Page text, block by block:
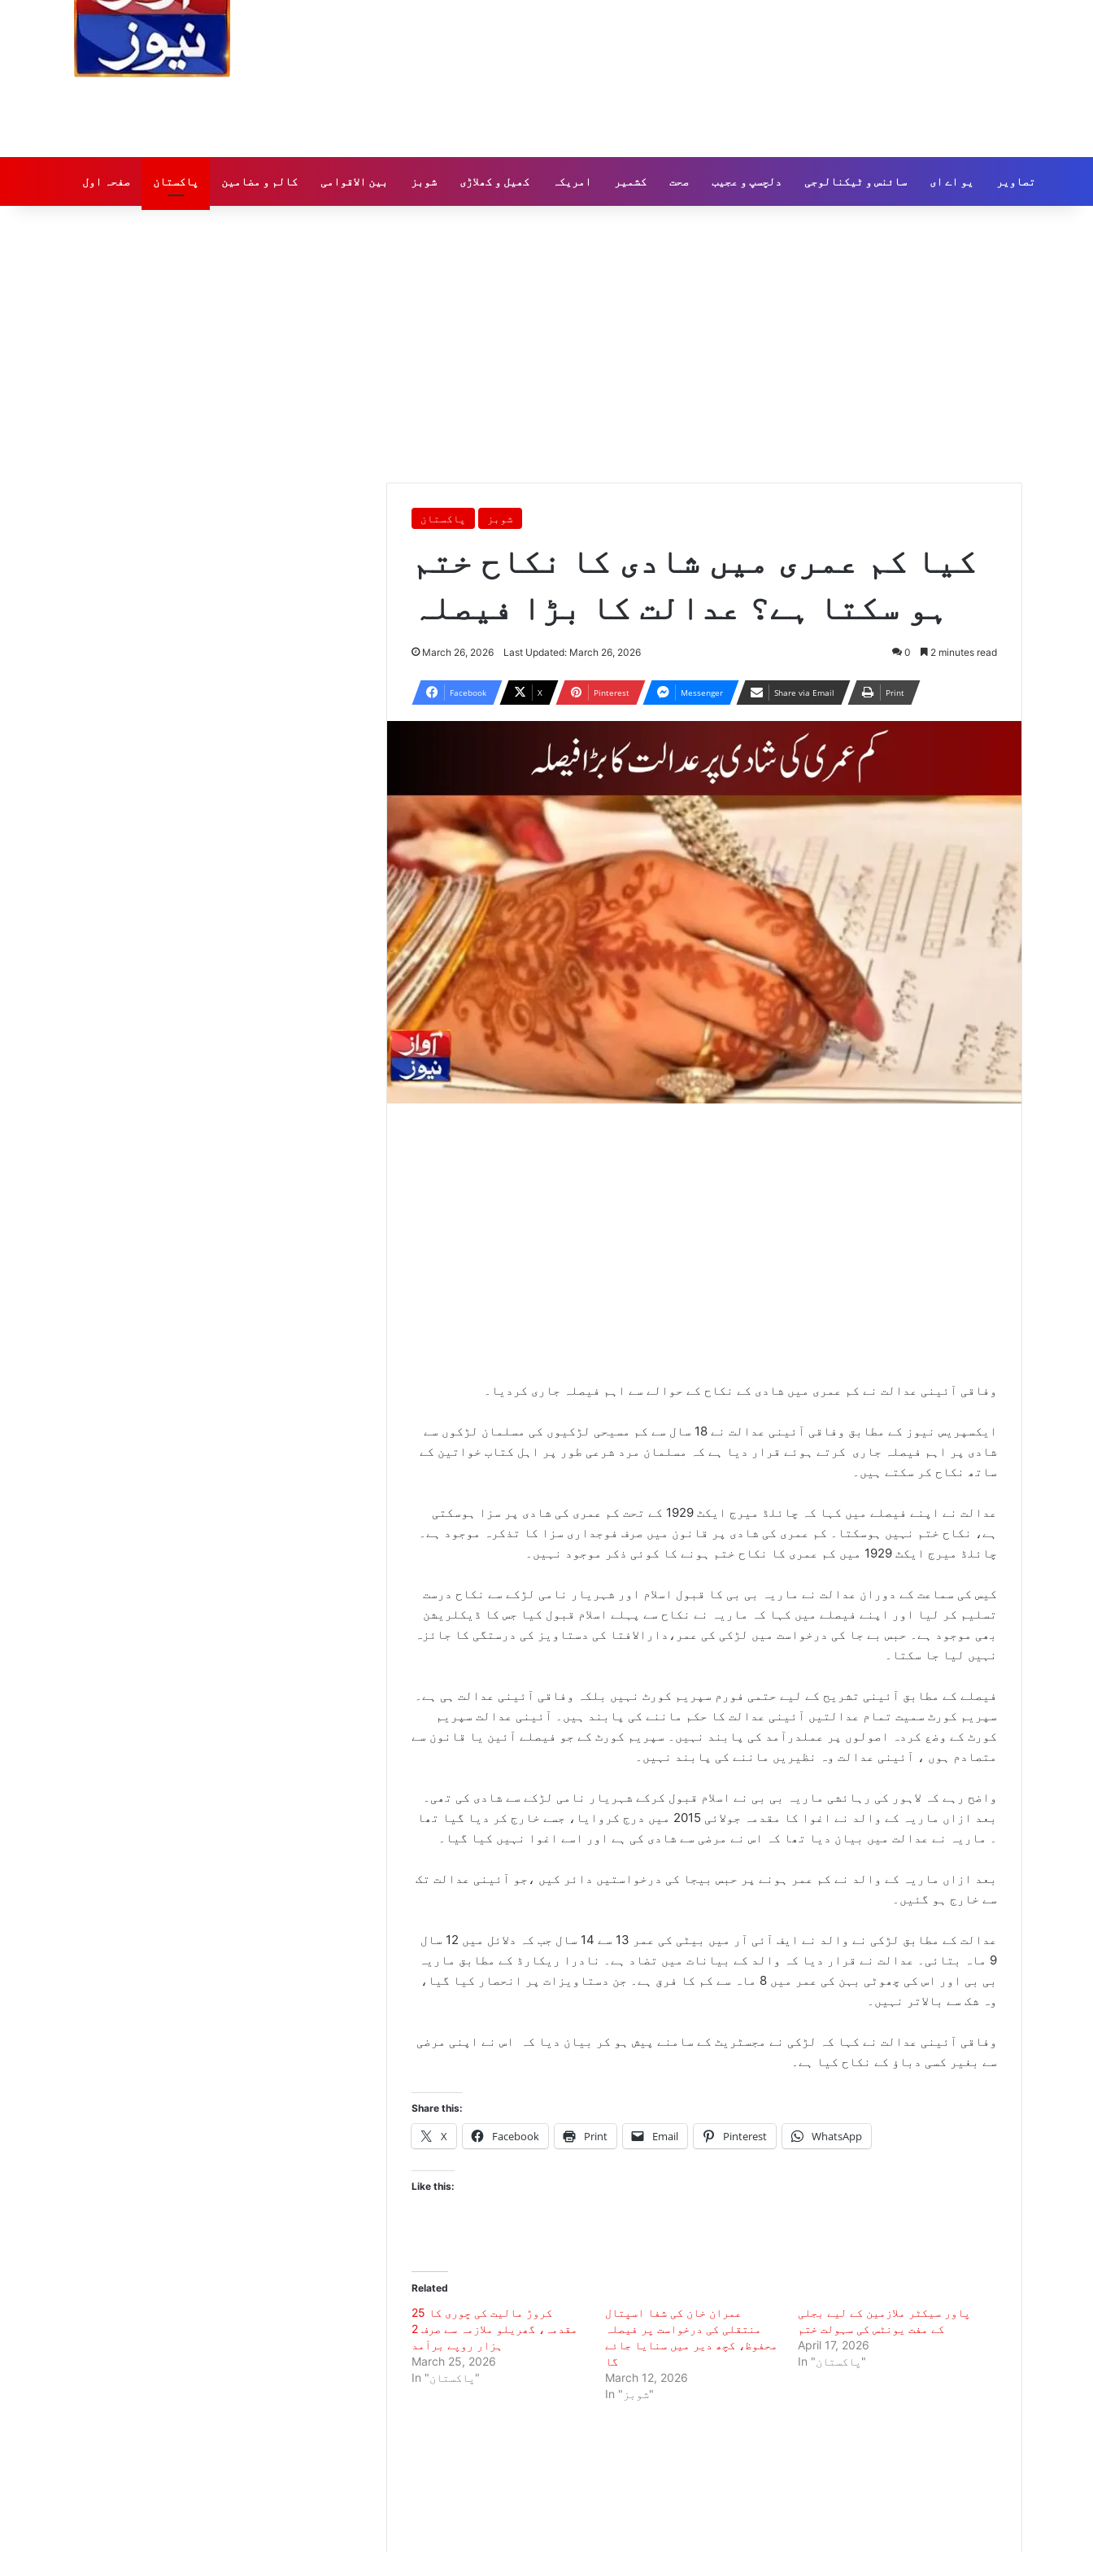
صفحہ اول پاکستان کالم و مضامین بین الاقوامی شوبز کھیل و کھلاڑی امریکہ کشمیر صحت دلچسپ و عجیب سائنس و ٹیکنالوجی یو اے ای تصاویر
پاکستان شوبز
کیا کم عمری میں شادی کا نکاح ختم
ہو سکتا ہے؟ عدالت کا بڑا فیصلہ
March 26, 2026 Last Updated: March 26, 2026 0 2 minutes read
Facebook X Pinterest Messenger Share via Email Print
وفاقی آئینی عدالت نے کم عمری میں شادی کے نکاح کے حوالے سے اہم فیصلہ جاری کردیا۔
ایکسپریس نیوز کے مطابق وفاقی آئینی عدالت نے 18 سال سے کم مسیحی لڑکیوں کی مسلمان لڑکوں سے
شادی پر اہم فیصلہ جاری کرتے ہوئے قرار دیا ہے کہ مسلمان مرد شرعی طور پر اہل کتاب خواتین کے
ساتھ نکاح کر سکتے ہیں۔
عدالت نے اپنے فیصلے میں کہا کہ چائلڈ میرج ایکٹ 1929 کے تحت کم عمری کی شادی پر سزا ہوسکتی
ہے، نکاح ختم نہیں ہوسکتا۔ کم عمری کی شادی پر قانون میں صرف فوجداری سزا کا تذکرہ موجود ہے۔
چائلڈ میرج ایکٹ 1929 میں کم عمری کا نکاح ختم ہونے کا کوئی ذکر موجود نہیں۔
کیس کی سماعت کے دوران عدالت نے ماریہ بی بی کا قبول اسلام اور شہریار نامی لڑکے سے نکاح درست
تسلیم کر لیا اور اپنے فیصلے میں کہا کہ ماریہ نے نکاح سے پہلے اسلام قبول کیا جس کا ڈیکلریشن
بھی موجود ہے۔ حبس بے جا کی درخواست میں لڑکی کی عمر،دارالافتا کی دستاویز کی درستگی کا جائزہ
نہیں لیا جا سکتا۔
فیصلے کے مطابق آئینی تشریح کے لیے حتمی فورم سپریم کورٹ نہیں بلکہ وفاقی آئینی عدالت ہی ہے۔
سپریم کورٹ سمیت تمام عدالتیں آئینی عدالت کا حکم ماننے کی پابند ہیں۔ آئینی عدالت سپریم
کورٹ کے وضع کردہ اصولوں پر عملدرآمد کی پابند نہیں۔ سپریم کورٹ کے جو فیصلے آئین یا قانون سے
متصادم ہوں ، آئینی عدالت وہ نظیریں ماننے کی پابند نہیں۔
واضح رہے کہ لاہور کی رہائشی ماریہ بی بی نے اسلام قبول کرکے شہریار نامی لڑکے سے شادی کی تھی۔
بعد ازاں ماریہ کے والد نے اغوا کا مقدمہ جولائی 2015 میں درج کروایا، جسے خارج کر دیا گیا تھا
۔ ماریہ نے عدالت میں بیان دیا تھا کہ اس نے مرضی سے شادی کی ہے اور اسے اغوا نہیں کیا گیا۔
بعد ازاں ماریہ کے والد نے کم عمر ہونے پر حبس بیجا کی درخواستیں دائر کیں ،جو آئینی عدالت تک
سے خارج ہو گئیں۔
عدالت کے مطابق لڑکی نے والد نے ایف آئی آر میں بیٹی کی عمر 13 سے 14 سال جب کہ دلائل میں 12 سال
9 ماہ بتائی۔ عدالت نے قرار دیا کہ والد کے بیانات میں تضاد ہے۔ نادرا ریکارڈ کے مطابق ماریہ
بی بی اور اس کی چھوٹی بہن کی عمر میں 8 ماہ سے کم کا فرق ہے۔ جن دستاویزات پر انحصار کیا گیا،
وہ شک سے بالاتر نہیں۔
وفاقی آئینی عدالت نے کہا کہ لڑکی نے مجسٹریٹ کے سامنے پیش ہو کر بیان دیا کہ اس نے اپنی مرضی
سے بغیر کسی دباؤ کے نکاح کیا ہے۔
Share this:
X Facebook Print Email Pinterest WhatsApp
Like this:
Related
25 کروڑ مالیت کی چوری کا
مقدمہ، گھریلو ملازمہ سے صرف 2
ہزار روپے برآمد
March 25, 2026
In "پاکستان"
عمران خان کی شفا اسپتال
منتقلی کی درخواست پر فیصلہ
محفوظ، کچھ دیر میں سنایا جائے
گا
March 12, 2026
In "شوبز"
پاور سیکٹر ملازمین کے لیے بجلی
کے مفت یونٹس کی سہولت ختم
April 17, 2026
In "پاکستان"